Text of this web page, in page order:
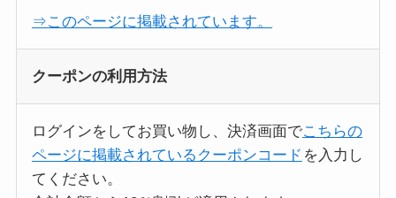
⇒このページに掲載されています。
クーポンの利用方法
ログインをしてお買い物し、決済画面でこちらの
ページに掲載されているクーポンコード を入力し
てください。